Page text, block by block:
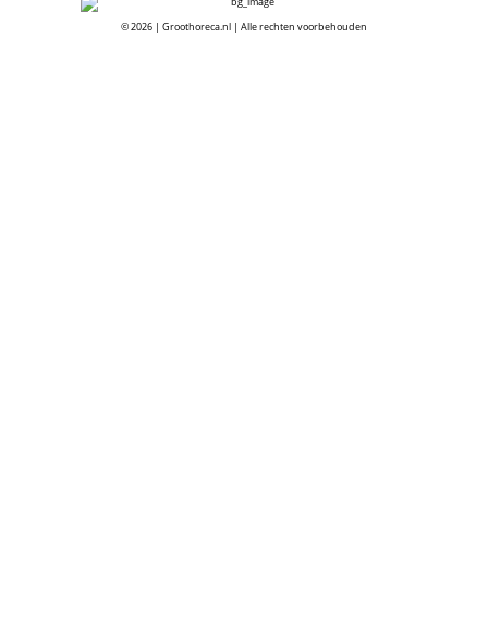
© 2026 | Groothoreca.nl | Alle rechten voorbehouden